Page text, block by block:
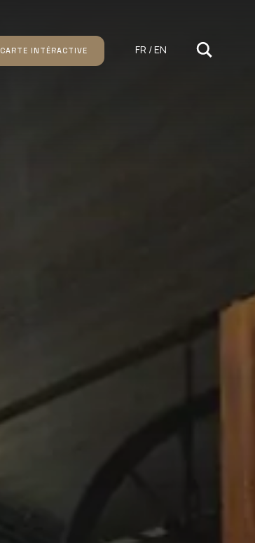
CARTE INTÉRACTIVE FR / EN